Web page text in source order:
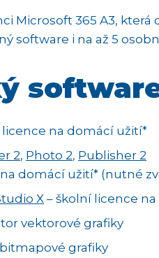
Microsoft 365 A3,
software i na až 5
licence na domácí užití*
2, Photo 2, Publisher 2
domácí užití* (nutné
X – školní licence
vektorové grafiky
grafiky